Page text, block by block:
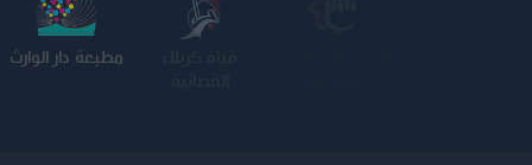
مطبعة دار الوارث